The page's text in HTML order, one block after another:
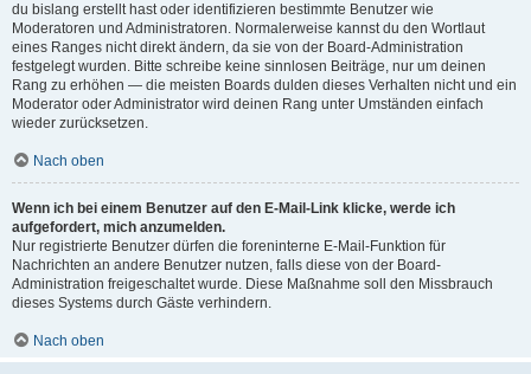
du bislang erstellt hast oder identifizieren bestimmte Benutzer wie
Moderatoren und Administratoren. Normalerweise kannst du den Wortlaut
eines Ranges nicht direkt ändern, da sie von der Board-Administration
festgelegt wurden. Bitte schreibe keine sinnlosen Beiträge, nur um deinen
Rang zu erhöhen — die meisten Boards dulden dieses Verhalten nicht und ein
Moderator oder Administrator wird deinen Rang unter Umständen einfach
wieder zurücksetzen.
Nach oben
Wenn ich bei einem Benutzer auf den E-Mail-Link klicke, werde ich
aufgefordert, mich anzumelden.
Nur registrierte Benutzer dürfen die foreninterne E-Mail-Funktion für
Nachrichten an andere Benutzer nutzen, falls diese von der Board-
Administration freigeschaltet wurde. Diese Maßnahme soll den Missbrauch
dieses Systems durch Gäste verhindern.
Nach oben